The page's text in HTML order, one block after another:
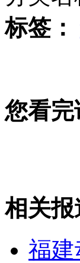
曝添塑化剂
女孩北京地
标签：
您看
相关报
福